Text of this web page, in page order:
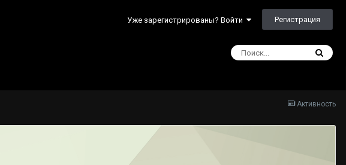
Уже зарегистрированы? Войти Регистрация
Активность